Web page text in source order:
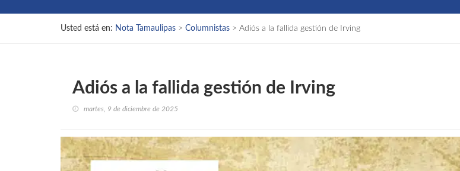
Usted está en: Nota Tamaulipas > Columnistas > Adiós a la fallida gestión de Irving
Adiós a la fallida gestión de Irving
martes, 9 de diciembre de 2025